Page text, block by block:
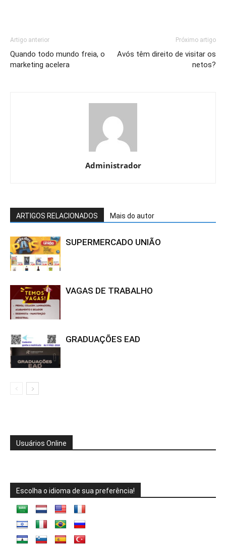
Artigo anterior
Quando todo mundo freia, o
marketing acelera
Próximo artigo
Avós têm direito de visitar os
netos?
Administrador
ARTIGOS RELACIONADOS Mais do autor
SUPERMERCADO UNIÃO
VAGAS DE TRABALHO
GRADUAÇÕES EAD
Usuários Online
Escolha o idioma de sua preferência!